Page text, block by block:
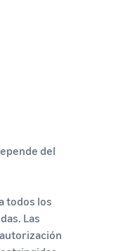
del
todos los
Las